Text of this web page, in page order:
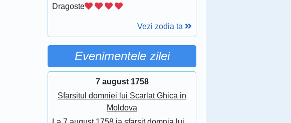
Dragoste
Vezi zodia ta
Evenimentele zilei
7 august 1758
Sfarsitul domniei lui Scarlat Ghica in
Moldova